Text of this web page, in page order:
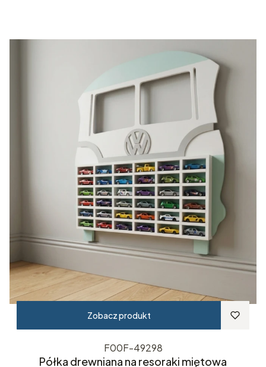
Zobacz produkt
F00F-49298
Półka drewniana na resoraki miętowa